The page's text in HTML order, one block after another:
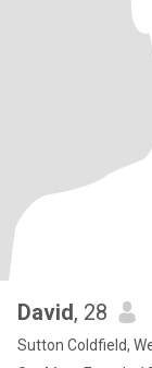
David, 28
Sutton Coldfield,